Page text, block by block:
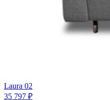
Laura 02
35 797 ₽